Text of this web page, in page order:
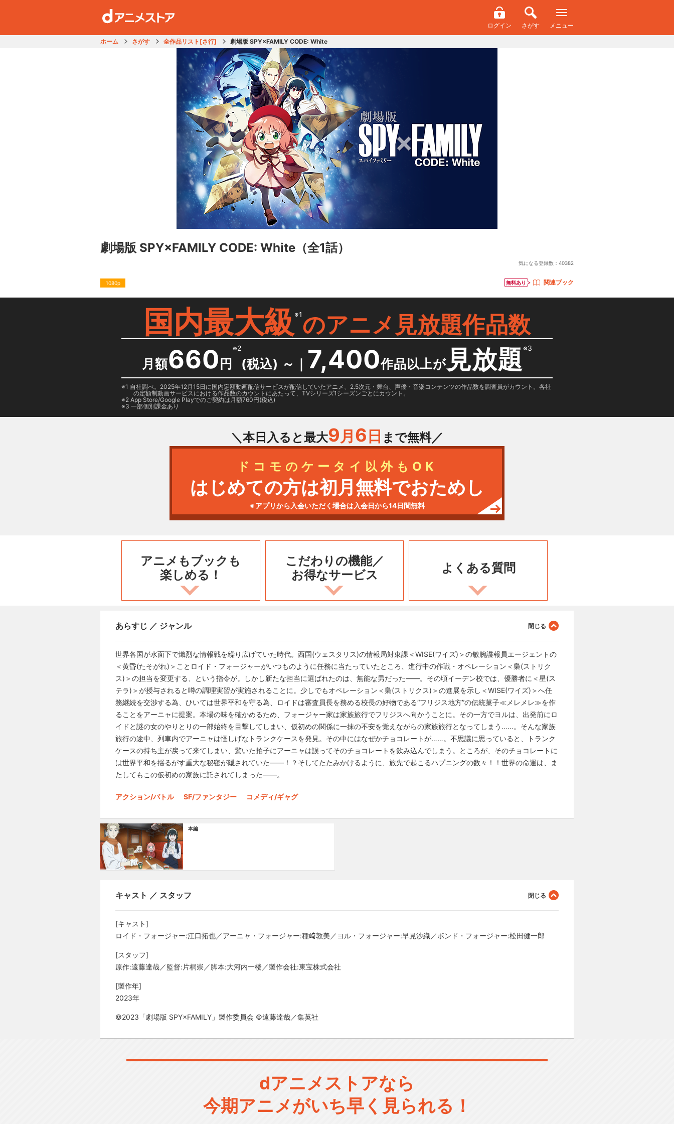
ログイン さがす メニュー
ホーム さがす 全作品リスト[さ行] 劇場版 SPY×FAMILY CODE: White
劇場版 SPY×FAMILY CODE: White （全1話）
気になる登録数： 40382
1080p 無料あり 関連ブック
国内最大級 ※1のアニメ見放題作品数
月額660 円
※2
(税込) ～ ｜ 7,400作品以上が 見放題※3
1 自社調べ。2025年12月15日に国内定額動画配信サービスが配信していたアニメ、2.5次元・舞台、声優・音楽コンテンツの作品数を調査員がカウント。各社
の定額制動画サービスにおける作品数のカウントにあたって、TVシリーズ1シーズンごとにカウント。
2 App Store/Google Playでのご契約は月額760円(税込)
3 一部個別課金あり
＼本日入ると最大9月 6 日 まで無料／
ドコモのケータイ以外もOK
はじめての方は初月無料でおためし
※アプリから入会いただく場合は入会日から14日間無料
アニメもブックも
楽しめる！
こだわりの機能／
お得なサービス
よくある質問
あらすじ ／ ジャンル
世界各国が水面下で熾烈な情報戦を繰り広げていた時代。西国(ウェスタリス)の情報局対東課＜WISE(ワイズ)＞の敏腕諜報員エージェントの
＜黄昏(たそがれ)＞ことロイド・フォージャーがいつものように任務に当たっていたところ、進行中の作戦・オペレーション＜梟(ストリク
ス)＞の担当を変更する、という指令が。しかし新たな担当に選ばれたのは、無能な男だった――。その頃イーデン校では、優勝者に＜星(ス
テラ)＞が授与されると噂の調理実習が実施されることに。少しでもオペレーション＜梟(ストリクス)＞の進展を示し＜WISE(ワイズ)＞へ任
務継続を交渉する為、ひいては世界平和を守る為、ロイドは審査員長を務める校長の好物である“フリジス地方”の伝統菓子≪メレメレ≫を作
ることをアーニャに提案。本場の味を確かめるため、フォージャー家は家族旅行でフリジスへ向かうことに。その一方でヨルは、出発前にロ
イドと謎の女のやりとりの一部始終を目撃してしまい、仮初めの関係に一抹の不安を覚えながらの家族旅行となってしまう……。そんな家族
旅行の途中、列車内でアーニャは怪しげなトランクケースを発見。その中にはなぜかチョコレートが……。不思議に思っていると、トランク
ケースの持ち主が戻って来てしまい、驚いた拍子にアーニャは誤ってそのチョコレートを飲み込んでしまう。ところが、そのチョコレートに
は世界平和を揺るがす重大な秘密が隠されていた――！？そしてたたみかけるように、旅先で起こるハプニングの数々！！世界の命運は、ま
たしてもこの仮初めの家族に託されてしまった――。
アクション/バトル SF/ファンタジー コメディ/ギャグ
本編
キャスト ／ スタッフ
[キャスト]
ロイド・フォージャー:江口拓也／アーニャ・フォージャー:種﨑敦美／ヨル・フォージャー:早見沙織／ボンド・フォージャー:松田健一郎
[スタッフ]
原作:遠藤達哉／監督:片桐崇／脚本:大河内一楼／製作会社:東宝株式会社
[製作年]
2023年
©2023「劇場版 SPY×FAMILY」製作委員会 ©遠藤達哉／集英社
dアニメストアなら
今期アニメがいち早く見られる！